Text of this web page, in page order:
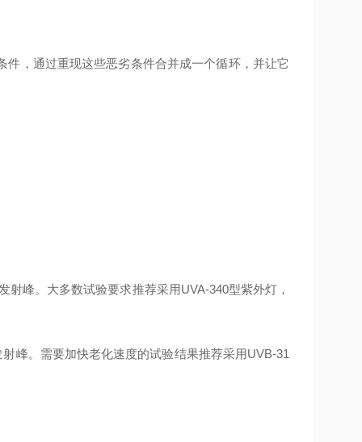
，通过重现这些恶劣条件合并成一个循环，并让它
峰。大多数试验要求推荐采用UVA-340型紫外灯，
峰。需要加快老化速度的试验结果推荐采用UVB-31